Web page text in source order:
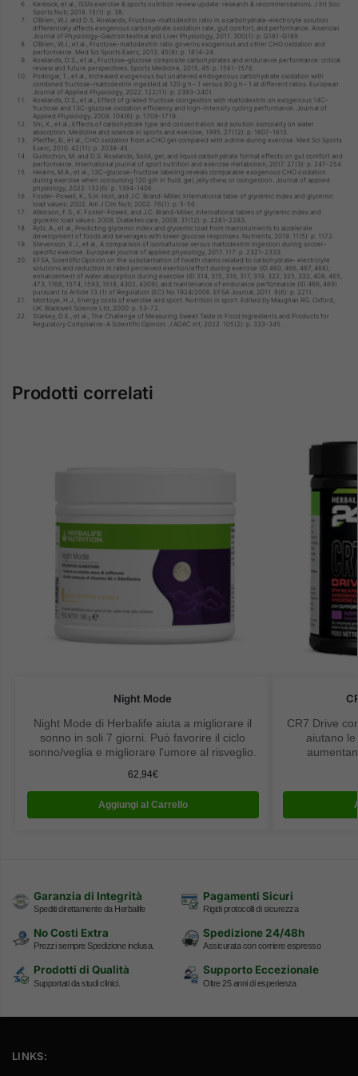
Kerksick, et al., ISSN exercise & sports nutrition review update: research & recommendations. J Int Soc
Sports Nutr, 2018. 15(1): p. 38.
O’Brien, W.J. and D.S. Rowlands, Fructose-maltodextrin ratio in a carbohydrate-electrolyte solution
differentially affects exogenous carbohydrate oxidation rate, gut comfort, and performance. American
Journal of Physiology-Gastrointestinal and Liver Physiology, 2011. 300(1): p. G181-G189.
O’Brien, W.J., et al., Fructose-maltodextrin ratio governs exogenous and other CHO oxidation and
performance. Med Sci Sports Exerc, 2013. 45(9): p. 1814-24.
Rowlands, D.S., et al., Fructose–glucose composite carbohydrates and endurance performance: critical
review and future perspectives. Sports Medicine, 2015. 45: p. 1561-1576.
Podlogar, T., et al., Increased exogenous but unaltered endogenous carbohydrate oxidation with
combined fructose-maltodextrin ingested at 120 g h− 1 versus 90 g h− 1 at different ratios. European
Journal of Applied Physiology, 2022. 122(11): p. 2393-2401.
Rowlands, D.S., et al., Effect of graded fructose coingestion with maltodextrin on exogenous 14C-
fructose and 13C-glucose oxidation efficiency and high-intensity cycling performance. Journal of
Applied Physiology, 2008. 104(6): p. 1709-1719.
Shi, X., et al., Effects of carbohydrate type and concentration and solution osmolality on water
absorption. Medicine and science in sports and exercise, 1995. 27(12): p. 1607-1615.
Pfeiffer, B., et al., CHO oxidation from a CHO gel compared with a drink during exercise. Med Sci Sports
Exerc, 2010. 42(11): p. 2038-45.
Guillochon, M. and D.S. Rowlands, Solid, gel, and liquid carbohydrate format effects on gut comfort and
performance. International journal of sport nutrition and exercise metabolism, 2017. 27(3): p. 247-254.
Hearris, M.A., et al., 13C-glucose-fructose labeling reveals comparable exogenous CHO oxidation
during exercise when consuming 120 g/h in fluid, gel, jelly chew, or coingestion. Journal of applied
physiology, 2022. 132(6): p. 1394-1406.
Foster-Powell, K., S.H. Holt, and J.C. Brand-Miller, International table of glycemic index and glycemic
load values: 2002. Am J Clin Nutr, 2002. 76(1): p. 5-56.
Atkinson, F.S., K. Foster-Powell, and J.C. Brand-Miller, International tables of glycemic index and
glycemic load values: 2008. Diabetes care, 2008. 31(12): p. 2281-2283.
Rytz, A., et al., Predicting glycemic index and glycemic load from macronutrients to accelerate
development of foods and beverages with lower glucose responses. Nutrients, 2019. 11(5): p. 1172.
Stevenson, E.J., et al., A comparison of isomaltulose versus maltodextrin ingestion during soccer-
specific exercise. European journal of applied physiology, 2017. 117: p. 2321-2333.
EFSA, Scientific Opinion on the substantiation of health claims related to carbohydrate‐ electrolyte
solutions and reduction in rated perceived exertion/effort during exercise (ID 460, 466, 467, 468),
enhancement of water absorption during exercise (ID 314, 315, 316, 317, 319, 322, 325, 332, 408, 465,
473, 1168, 1574, 1593, 1618, 4302, 4309), and maintenance of endurance performance (ID 466, 469)
pursuant to Article 13 (1) of Regulation (EC) No 1924/2006. EFSA Journal, 2011. 9(6): p. 2211.
Montoye, H.J., Energy costs of exercise and sport. Nutrition in sport. Edited by Maughan RG. Oxford,
UK: Blackwell Science Ltd, 2000: p. 53-72.
Starkey, D.E., et al., The Challenge of Measuring Sweet Taste in Food Ingredients and Products for
Regulatory Compliance: A Scientific Opinion. J AOAC Int, 2022. 105(2): p. 333-345.
Prodotti correlati
Night Mode
Night Mode di Herbalife aiuta a migliorare il
sonno in soli 7 giorni. Può favorire il ciclo
sonno/veglia e migliorare l'umore al risveglio.
62,94€
Aggiungi al Carrello
CR7 Drive
aiutano
Garanzia di Integrità
Spediti direttamente da Herbalife
Pagamenti Sicuri
Rigidi protocolli di sicurezza
No Costi Extra
Prezzi sempre Spedizione inclusa.
Spedizione 24/48h
Assicurata con corriere espresso
Prodotti di Qualità
Supportati da studi clinici.
Supporto Eccezionale
Oltre 25 anni di esperienza
LINKS: